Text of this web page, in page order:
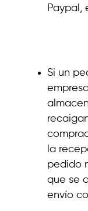
Paypal,
Si un
la
pedido
que se
envío